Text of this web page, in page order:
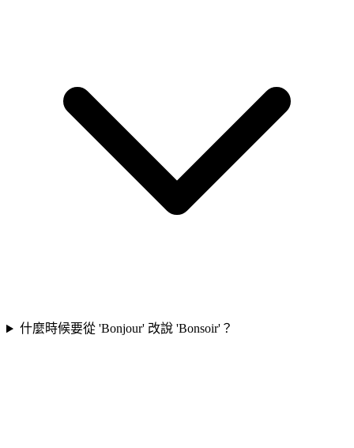
什麼時候要從 'Bonjour' 改說 'Bonsoir'？